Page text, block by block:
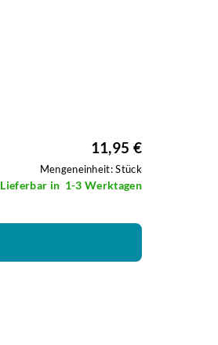
11,95 €
Mengeneinheit: Stück
Lieferbar in 1-3 Werktagen